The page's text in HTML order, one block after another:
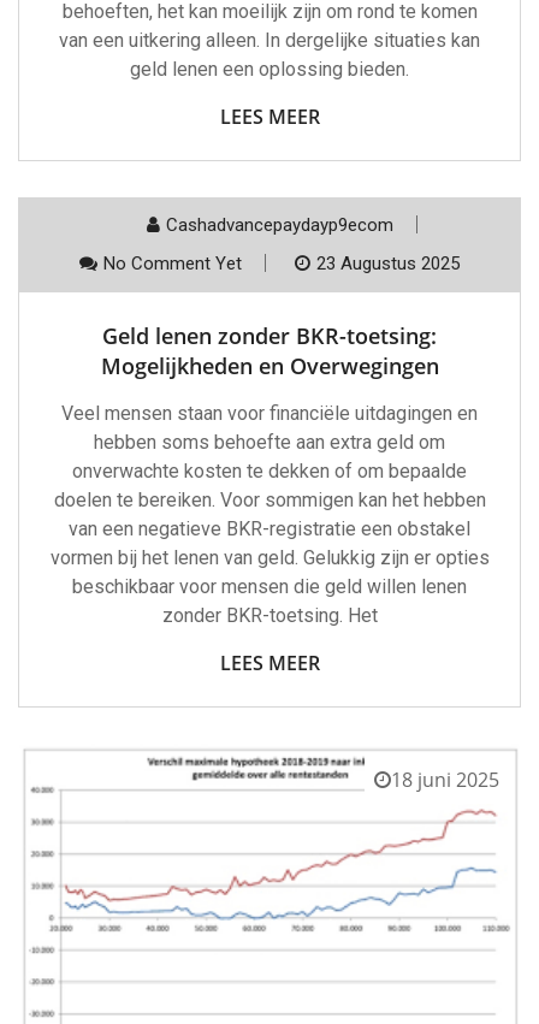
behoeften, het kan moeilijk zijn om rond te komen
van een uitkering alleen. In dergelijke situaties kan
geld lenen een oplossing bieden.
LEES MEER
Cashadvancepaydayp9ecom
No Comment Yet
23 Augustus 2025
Geld lenen zonder BKR-toetsing:
Mogelijkheden en Overwegingen
Veel mensen staan voor financiële uitdagingen en
hebben soms behoefte aan extra geld om
onverwachte kosten te dekken of om bepaalde
doelen te bereiken. Voor sommigen kan het hebben
van een negatieve BKR-registratie een obstakel
vormen bij het lenen van geld. Gelukkig zijn er opties
beschikbaar voor mensen die geld willen lenen
zonder BKR-toetsing. Het
LEES MEER
18 juni 2025